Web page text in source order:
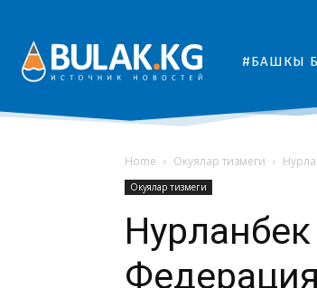
#БАШКЫ
Home Окуялар тизмеги
Окуялар тизмеги